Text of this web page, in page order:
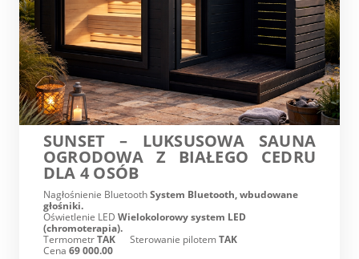
SUNSET – LUKSUSOWA SAUNA
OGRODOWA Z BIAŁEGO CEDRU
DLA 4 OSÓB
Nagłośnienie BluetoothSystem Bluetooth, wbudowane
głośniki.
Oświetlenie LED Wielokolorowy system LED
(chromoterapia).
TermometrTAK Sterowanie pilotemTAK
Cena 69 000.00